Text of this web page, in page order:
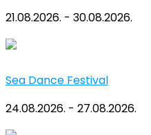
21.08.2026. - 30.08.2026.
Sea Dance Festival
24.08.2026. - 27.08.2026.